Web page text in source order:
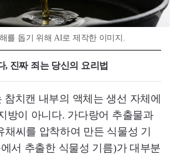
를 돕기 위해 AI로 제작한 이미지.
, 진짜 죄는 당신의 요리법
치캔 내부의 액체는 생선 자체에
방이 아니다. 가다랑어 추출물과
씨를 압착하여 만든 식물성 기
서 추출한 식물성 기름)가 대부분